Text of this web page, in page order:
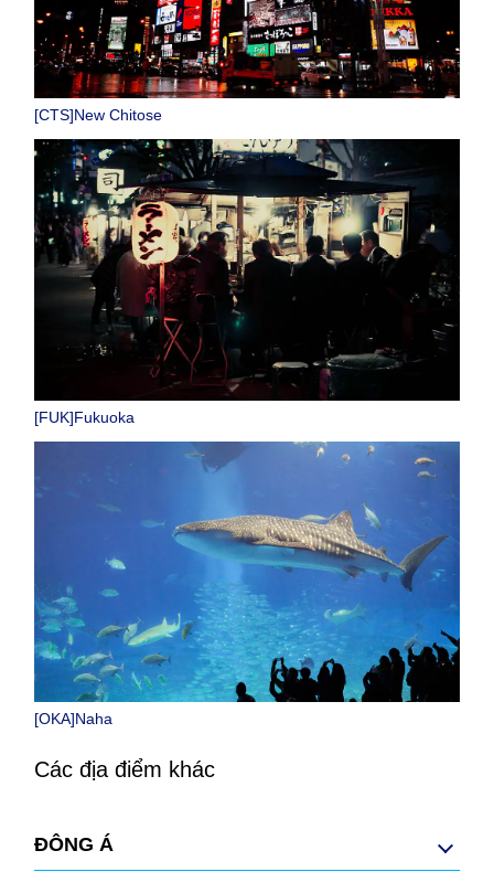
[CTS]New Chitose
[FUK]Fukuoka
[OKA]Naha
Các địa điểm khác
ĐÔNG Á